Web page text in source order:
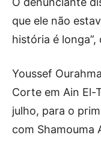
que ele não
história é
Youssef
Corte em Ain El-
julho, para o
com Shamouma